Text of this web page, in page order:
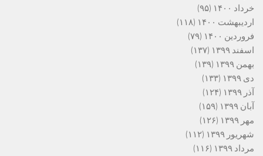
خرداد ۱۴۰۰
(۹۵)
اردیبهشت ۱۴۰۰
(۱۱۸)
فروردین ۱۴۰۰
(۷۹)
اسفند ۱۳۹۹
(۱۳۷)
بهمن ۱۳۹۹
(۱۳۹)
دی ۱۳۹۹
(۱۳۳)
آذر ۱۳۹۹
(۱۲۴)
آبان ۱۳۹۹
(۱۵۹)
مهر ۱۳۹۹
(۱۲۶)
شهریور ۱۳۹۹
(۱۱۲)
مرداد ۱۳۹۹
(۱۱۶)